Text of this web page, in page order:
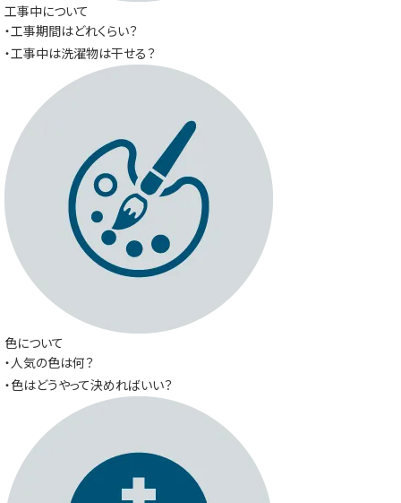
工事中について
・工事期間はどれくらい？
・工事中は洗濯物は干せる？
色について
・人気の色は何？
・色はどうやって決めればいい？